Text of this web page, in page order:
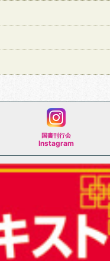
国書刊行会
Instagram